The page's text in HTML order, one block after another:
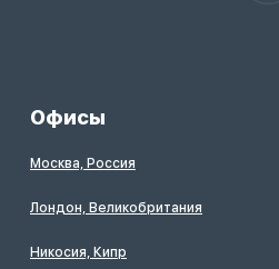
Офисы
Москва, Россия
Лондон, Великобритания
Никосия, Кипр